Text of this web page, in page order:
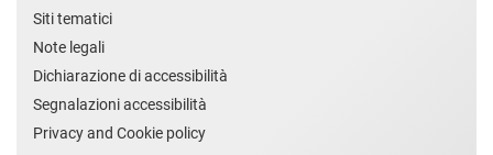
Siti tematici
Note legali
Dichiarazione di accessibilità
Segnalazioni accessibilità
Privacy and Cookie policy